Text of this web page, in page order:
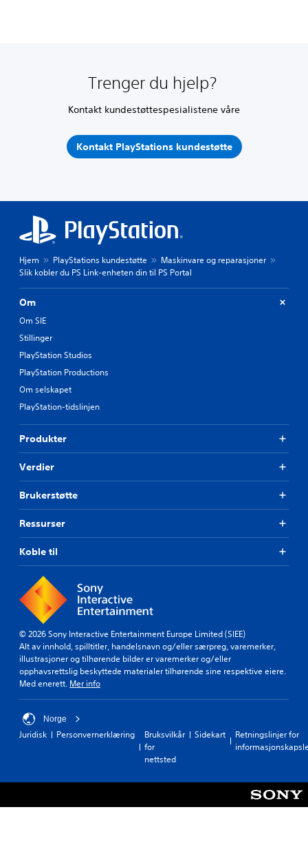
Trenger du hjelp?
Kontakt kundestøttespesialistene våre
Kontakt PlayStations kundestøtte
Hjem PlayStations kundestøtte
Maskinvare og reparasjoner
Slik kobler du PS Link-enheten din til PS Portal
Om
Om SIE
Stillinger
PlayStation Studios
PlayStation Productions
Om selskapet
PlayStation-tidslinjen
Produkter
Verdier
Brukerstøtte
Ressurser
Koble til
© 2026 Sony Interactive Entertainment Europe Limited (SIEE)
Alt av innhold, spilltitler, handelsnavn og/eller særpreg, varemerker,
illustrasjoner og tilhørende bilder er varemerker og/eller
opphavsrettslig beskyttede materialer tilhørende sine respektive eiere.
Med enerett. Mer info
Norge
Juridisk Personvernerklæring
Bruksvilkår
for
nettsted
Sidekart
Retningslinjer for